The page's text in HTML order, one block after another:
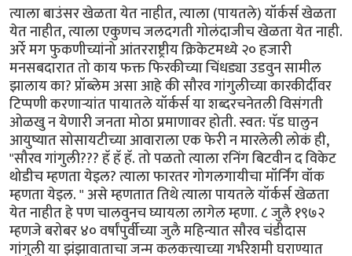
त्याला बाउंसर खेळता येत नाहीत, त्याला (पायतले) यॉर्कर्स खेळता
येत नाहीत, त्याला एकुणच जलदगती गोलंदाजीच खेळता येत नाही.
अर्रे मग फुकणीच्यांनो आंतरराष्ट्रीय क्रिकेटमध्ये २० हजारी
मनसबदारात तो काय फक्त फिरकीच्या चिंधड्या उडवुन सामील
झालाय का? प्रॉब्लेम असा आहे की सौरव गांगुलीच्या कारकीर्दीवर
टिप्पणी करणार्‍यांत पायातले यॉर्कर्स या शब्दरचनेतली विसंगती
ओळखु न येणारी जनता मोठा प्रमाणावर होती. स्वत: पॅड घालुन
आयुष्यात सोसायटीच्या आवाराला एक फेरी न मारलेली लोकं ही,
"सौरव गांगुली??? हॅ हॅ हॅ. तो पळतो त्याला रनिंग बिटवीन द विकेट
थोडीच म्हणता येइल? त्याला फारतर गोगलगायीचा मॉर्निंग वॉक
म्हणता येइल. " असे म्हणतात तिथे त्याला पायतले यॉर्कर्स खेळता
येत नाहीत हे पण चालवुनच घ्यायला लागेल म्हणा. ८ जुलै १९७२
म्हणजे बरोबर ४० वर्षांपुर्वीच्या जुलै महिन्यात सौरव चंडीदास
गांगुली या झंझावाताचा जन्म कलकत्त्याच्या गर्भरेशमी घराण्यात